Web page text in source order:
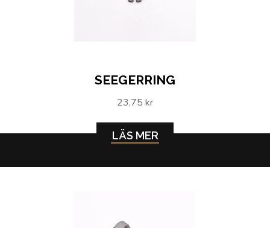
SEEGERRING
23,75 kr
LÄS MER